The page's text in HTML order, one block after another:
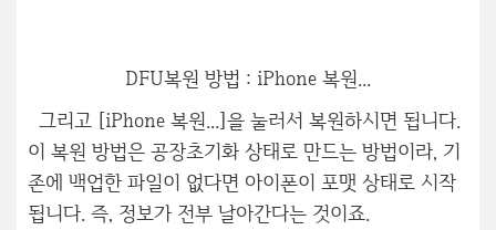
DFU복원 방법 : iPhone 복원...
그리고 [iPhone 복원...]을 눌러서 복원하시면 됩니다.
이 복원 방법은 공장초기화 상태로 만드는 방법이라, 기
존에 백업한 파일이 없다면 아이폰이 포맷 상태로 시작
됩니다. 즉, 정보가 전부 날아간다는 것이죠.